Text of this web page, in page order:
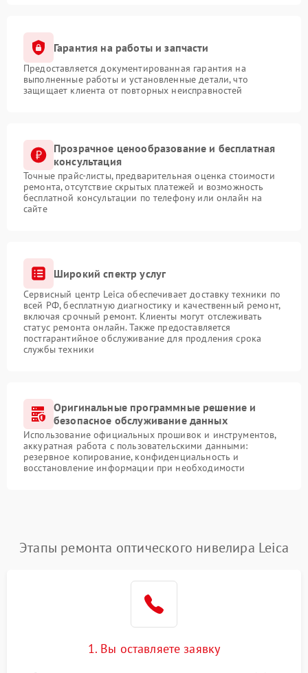
Гарантия на работы и запчасти
Предоставляется документированная гарантия на
выполненные работы и установленные детали, что
защищает клиента от повторных неисправностей
Прозрачное ценообразование и бесплатная
консультация
Точные прайс-листы, предварительная оценка стоимости
ремонта, отсутствие скрытых платежей и возможность
бесплатной консультации по телефону или онлайн на
сайте
Широкий спектр услуг
Сервисный центр Leica обеспечивает доставку техники по
всей РФ, бесплатную диагностику и качественный ремонт,
включая срочный ремонт. Клиенты могут отслеживать
статус ремонта онлайн. Также предоставляется
постгарантийное обслуживание для продления срока
службы техники
Оригинальные программные решение и
безопасное обслуживание данных
Использование официальных прошивок и инструментов,
аккуратная работа с пользовательскими данными:
резервное копирование, конфиденциальность и
восстановление информации при необходимости
Этапы ремонта оптического нивелира Leica
1. Вы оставляете заявку